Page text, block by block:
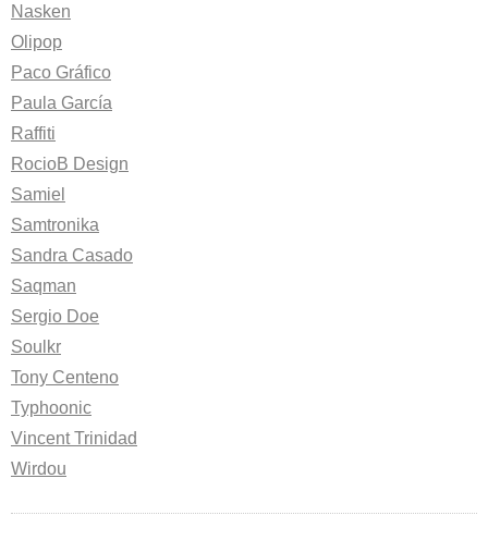
Nasken
Olipop
Paco Gráfico
Paula García
Raffiti
RocioB Design
Samiel
Samtronika
Sandra Casado
Saqman
Sergio Doe
Soulkr
Tony Centeno
Typhoonic
Vincent Trinidad
Wirdou